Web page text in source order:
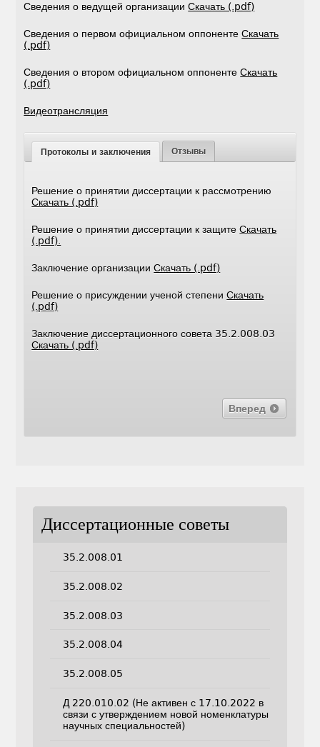
Сведения о ведущей организацииСкачать (.pdf)
Сведения о первом официальном оппонентеСкачать
(.pdf)
Сведения о втором официальном оппонентеСкачать
(.pdf)
Видеотрансляция
Протоколы и заключения Отзывы
Решение о принятии диссертации к рассмотрению
Скачать (.pdf)
Решение о принятии диссертации к защитеСкачать
(.pdf).
Заключение организацииСкачать (.pdf)
Решение о присуждении ученой степениСкачать
(.pdf)
Заключение диссертационного совета 35.2.008.03
Скачать (.pdf)
Вперед
Диссертационные советы
35.2.008.01
35.2.008.02
35.2.008.03
35.2.008.04
35.2.008.05
Д 220.010.02 (Не активен с 17.10.2022 в
связи с утверждением новой номенклатуры
научных специальностей)